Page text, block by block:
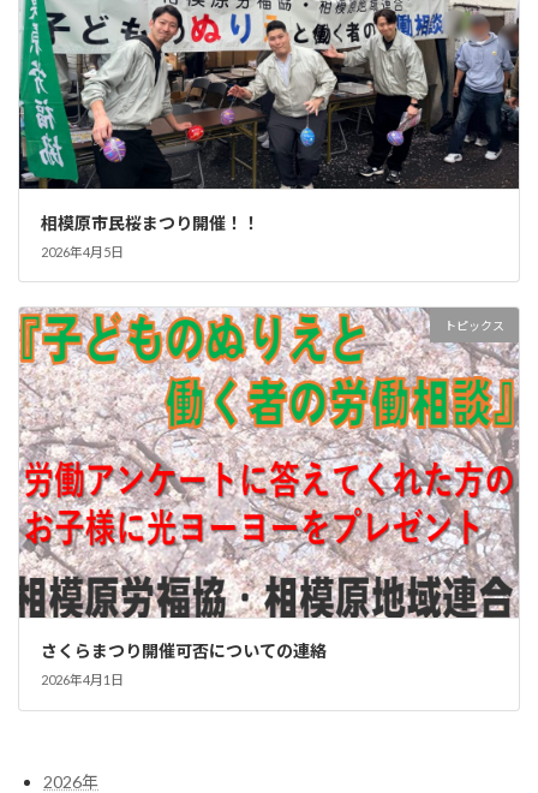
相模原市民桜まつり開催！！
2026年4月5日
トピックス
さくらまつり開催可否についての連絡
2026年4月1日
2026年